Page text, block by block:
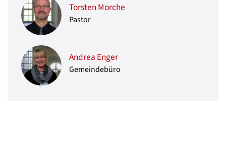
Torsten Morche
Pastor
Andrea Enger
Gemeindebüro